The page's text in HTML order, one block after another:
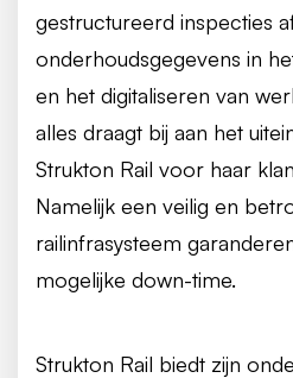
gestructureerd inspecties
onderhoudsgegevens in
en het digitaliseren van
alles draagt bij aan het
Strukton Rail voor haar
Namelijk een veilig en
railinfrasysteem
mogelijke down-time.
Strukton Rail biedt zijn